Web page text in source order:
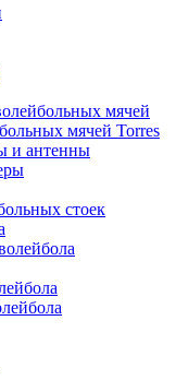
мячей
мячей Torres
и антенны
стоек